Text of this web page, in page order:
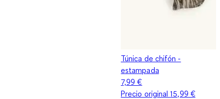
Túnica de chifón -
estampada
7,99 €
Precio original15,99 €